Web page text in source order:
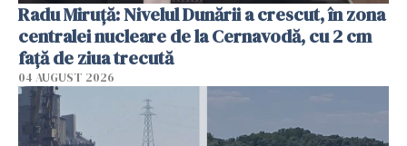
Radu Miruţă: Nivelul Dunării a crescut, în zona
centralei nucleare de la Cernavodă, cu 2 cm
faţă de ziua trecută
04 AUGUST 2026